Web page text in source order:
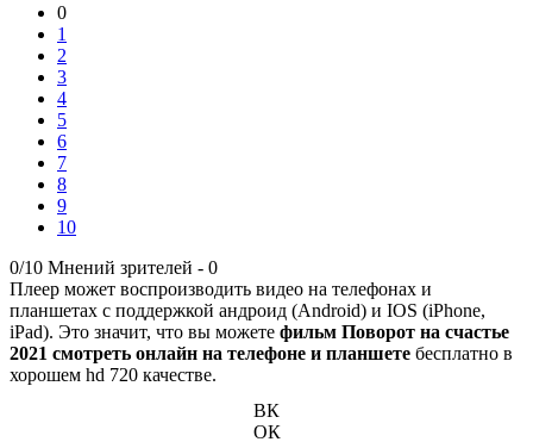
0
1
2
3
4
5
6
7
8
9
10
0/10 Мнений зрителей - 0
Плеер может воспроизводить видео на телефонах и
планшетах с поддержкой андроид (Android) и IOS (iPhone,
iPad). Это значит, что вы можете фильм Поворот на счастье
2021 смотреть онлайн на телефоне и планшете бесплатно в
хорошем hd 720 качестве.
ВК
ОК